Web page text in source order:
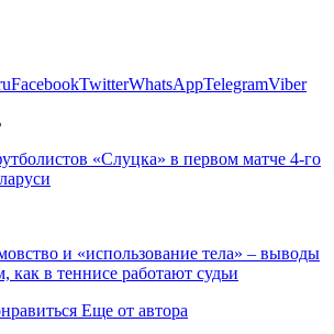
FacebookTwitterWhatsAppTelegramViber
«Слуцка» в первом матче 4-го
и «использование тела» – выводы
как в теннисе работают судьи
Еще от автора